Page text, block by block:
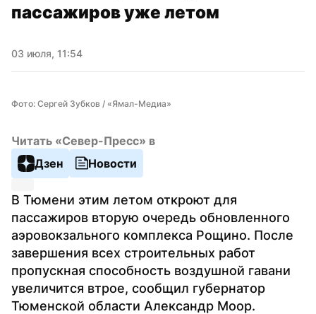
пассажиров уже летом
03 июля, 11:54
Фото: Сергей Зубков / «Ямал-Медиа»
Читать «Север-Пресс» в
Дзен
Новости
В Тюмени этим летом откроют для
пассажиров вторую очередь обновленного
аэровокзального комплекса Рощино. После
завершения всех строительных работ
пропускная способность воздушной гавани
увеличится втрое, сообщил губернатор
Тюменской области Александр Моор.